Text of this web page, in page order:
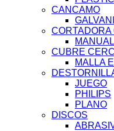
CANCAMO
MANUAL
CUBRE
MALLA
JUEGO
PHILIPS
PLANO
DISCOS